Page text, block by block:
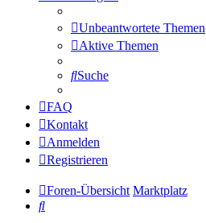
Unbeantwortete Themen
Aktive Themen
Suche
FAQ
Kontakt
Anmelden
Registrieren
Foren-Übersicht Marktplatz
Suche